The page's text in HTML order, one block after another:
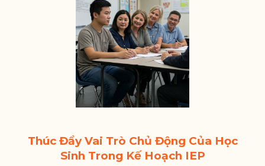
Thúc Đẩy Vai Trò Chủ Động Của Học
Sinh Trong Kế Hoạch IEP